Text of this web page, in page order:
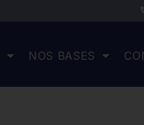
NOS BASES